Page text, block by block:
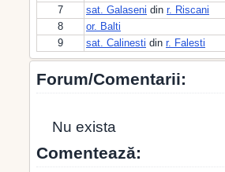
7
sat. Galaseni din r. Riscani
8
or. Balti
9
sat. Calinesti din r. Falesti
Forum/Comentarii:
Nu exista
Comentează: